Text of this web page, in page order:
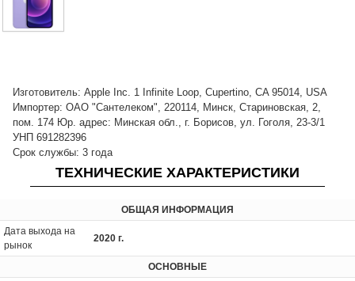
Изготовитель: Apple Inc. 1 Infinite Loop, Cupertino, CA 95014, USA
Импортер: ОАО "Сантелеком", 220114, Минск, Стариновская, 2,
пом. 174 Юр. адрес: Минская обл., г. Борисов, ул. Гоголя, 23-3/1
УНП 691282396
Срок службы: 3 года
ТЕХНИЧЕСКИЕ ХАРАКТЕРИСТИКИ
ОБЩАЯ ИНФОРМАЦИЯ
Дата выхода на
рынок
2020 г.
ОСНОВНЫЕ